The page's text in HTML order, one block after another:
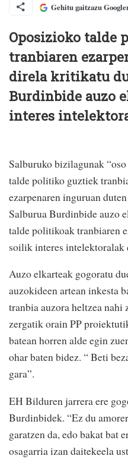
Gehitu gaitzazu
Oposizioko talde
tranbiaren
direla kritikatu
Burdinbide auzo
interes
Salburuko bizilagunak
talde politiko guztiek
ezarpenaren inguruan
Salburua Burdinbide auzo
talde politikoak tranbiaren
soilik interes intelektoralak
Auzo elkarteak gogoratu
auzokideen artean inkesta
tranbia auzora heltzea nahi
zergatik orain PP
batean horren alde egin
ohar baten bidez. “ Beti
gara”.
EH Bilduren jarrera ere
Burdinbidek. “Ez du
garatzen da, edo bakat bat
osagarria izan daitekeela